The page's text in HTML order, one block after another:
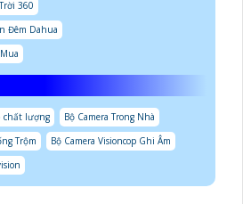
360
Đêm Dahua
chất lượng
Bộ Camera Trong Nhà
Trộm
Bộ Camera Visioncop Ghi Âm